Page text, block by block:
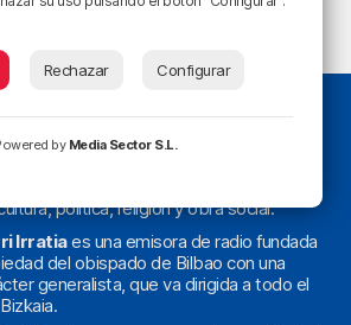
. Desde 1960 haciendo radio en Bilbao.
política, religión y obra social.
Irratiaes una emisora de radio fundada
del obispado de Bilbao con una
generalista, que va dirigida a todo el
Rechazar Configurar
by Media Sector S.L.